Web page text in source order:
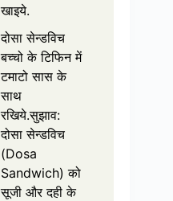
खाइये.
दोसा सेन्डविच
बच्चो के टिफिन में
टमाटो सास के
साथ
रखिये.सुझाव:
दोसा सेन्डविच
(Dosa
Sandwich) को
सूजी और दही के